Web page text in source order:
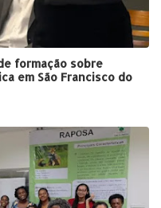
formação sobre
em São Francisco do